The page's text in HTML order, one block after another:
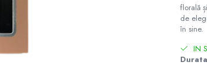
florală
de
în sine.
IN